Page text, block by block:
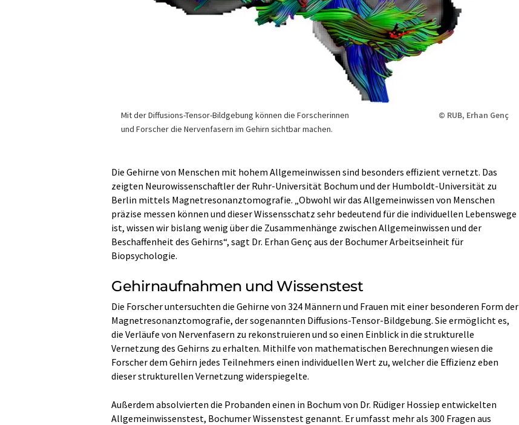
Mit der Diffusions-Tensor-Bildgebung können die Forscherinnen
und Forscher die Nervenfasern im Gehirn sichtbar machen.
© RUB, Erhan Genç
Die Gehirne von Menschen mit hohem Allgemeinwissen sind besonders effizient vernetzt. Das
zeigten Neurowissenschaftler der Ruhr-Universität Bochum und der Humboldt-Universität zu
Berlin mittels Magnetresonanztomografie. „Obwohl wir das Allgemeinwissen von Menschen
präzise messen können und dieser Wissensschatz sehr bedeutend für die individuellen Lebenswege
ist, wissen wir bislang wenig über die Zusammenhänge zwischen Allgemeinwissen und der
Beschaffenheit des Gehirns“, sagt Dr. Erhan Genç aus der Bochumer Arbeitseinheit für
Biopsychologie.
Gehirnaufnahmen und Wissenstest
Die Forscher untersuchten die Gehirne von 324 Männern und Frauen mit einer besonderen Form der
Magnetresonanztomografie, der sogenannten Diffusions-Tensor-Bildgebung. Sie ermöglicht es,
die Verläufe von Nervenfasern zu rekonstruieren und so einen Einblick in die strukturelle
Vernetzung des Gehirns zu erhalten. Mithilfe von mathematischen Berechnungen wiesen die
Forscher dem Gehirn jedes Teilnehmers einen individuellen Wert zu, welcher die Effizienz eben
dieser strukturellen Vernetzung widerspiegelte.
Außerdem absolvierten die Probanden einen in Bochum von Dr. Rüdiger Hossiep entwickelten
Allgemeinwissenstest, Bochumer Wissenstest genannt. Er umfasst mehr als 300 Fragen aus